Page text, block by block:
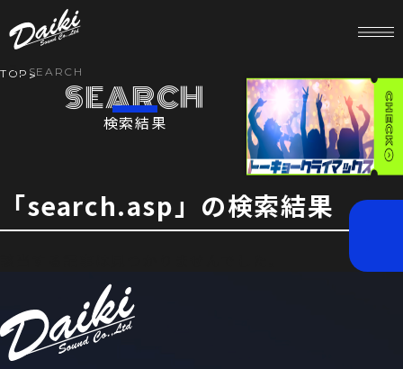
SERVICE
COMPANY
RECRUIT
TOP SEARCH
SEARCH
検索結果
「search.asp」の検索結果 0件